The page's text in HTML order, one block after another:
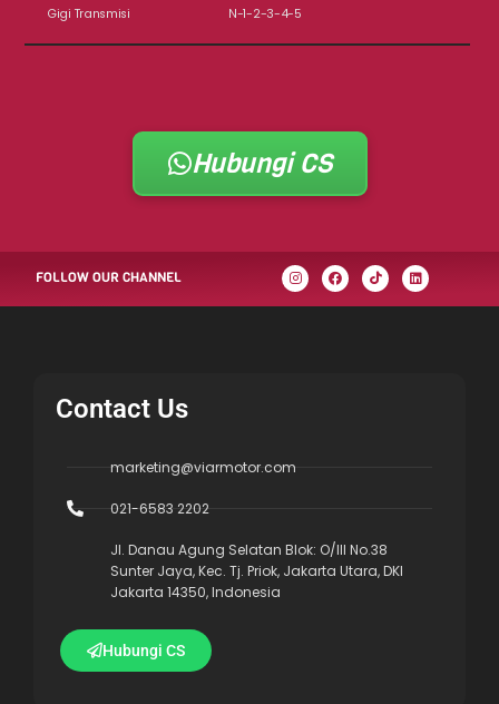
Gigi Transmisi N-1-2-3-4-5
Hubungi CS
FOLLOW OUR CHANNEL
Contact Us
marketing@viarmotor.com
021-6583 2202
Jl. Danau Agung Selatan Blok: O/III No.38
Sunter Jaya, Kec. Tj. Priok, Jakarta Utara, DKI
Jakarta 14350, Indonesia
Hubungi CS